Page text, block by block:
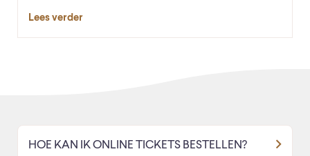
Lees verder
HOE KAN IK ONLINE TICKETS BESTELLEN?